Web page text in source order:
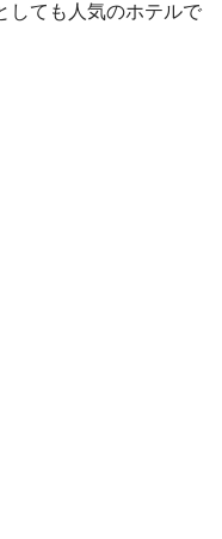
しても人気のホテルで